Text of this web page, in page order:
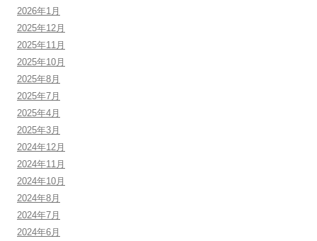
2026年1月
2025年12月
2025年11月
2025年10月
2025年8月
2025年7月
2025年4月
2025年3月
2024年12月
2024年11月
2024年10月
2024年8月
2024年7月
2024年6月